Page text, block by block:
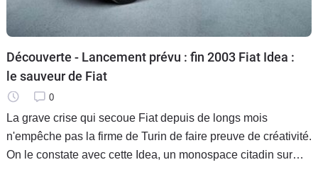
Services
Forum
Moto
Marques
Découverte - Lancement prévu : fin 2003 Fiat Idea :
le sauveur de Fiat
0
La grave crise qui secoue Fiat depuis de longs mois
n'empêche pas la firme de Turin de faire preuve de créativité.
On le constate avec cette Idea, un monospace citadin sur